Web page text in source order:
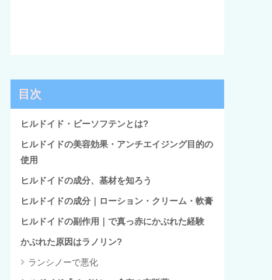
目次
ヒルドイド・ビーソフテンとは?
ヒルドイドの美容効果・アンチエイジング目的の
使用
ヒルドイドの成分、基材を知ろう
ヒルドイドの成分｜ローション・クリーム・軟膏
ヒルドイドの副作用｜で真っ赤にかぶれた経験
かぶれた原因はラノリン?
ランシノーで悪化